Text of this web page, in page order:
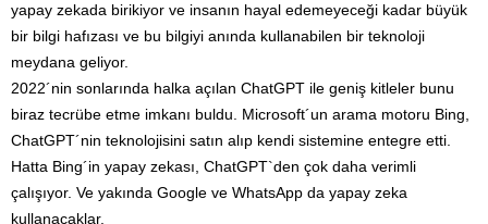
yapay zekada birikiyor ve insanın hayal edemeyeceği kadar büyük
bir bilgi hafızası ve bu bilgiyi anında kullanabilen bir teknoloji
meydana geliyor.
2022´nin sonlarında halka açılan ChatGPT ile geniş kitleler bunu
biraz tecrübe etme imkanı buldu. Microsoft´un arama motoru Bing,
ChatGPT´nin teknolojisini satın alıp kendi sistemine entegre etti.
Hatta Bing´in yapay zekası, ChatGPT`den çok daha verimli
çalışıyor. Ve yakında Google ve WhatsApp da yapay zeka
kullanacaklar.